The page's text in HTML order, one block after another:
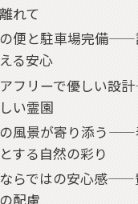
れて
便と駐車場完備——
る安心
フリーで優しい設
い霊園
風景が寄り添う——
する自然の彩り
らではの安心感——
配慮